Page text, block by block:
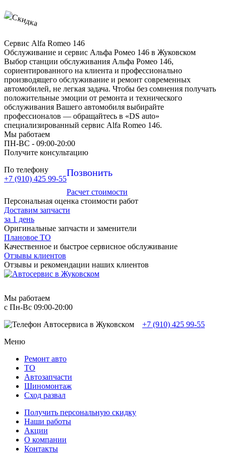
Сервис Alfa Romeo 146
Обслуживание и сервис Альфа Ромео 146 в Жуковском
Выбор станции обслуживания Альфа Ромео 146,
сориентированного на клиента и профессионально
производящего обслуживание и ремонт современных
автомобилей, не легкая задача. Чтобы без сомнения получать
положительные эмоции от ремонта и технического
обслуживания Вашего автомобиля выбирайте
профессионалов — обращайтесь в «DS auto»
специализированный сервис Alfa Romeo 146.
Мы работаем
ПН-ВC - 09:00-20:00
Получите консультацию
По телефону
+7 (910) 425 99-55
Позвонить
Расчет стоимости
Персональная оценка стоимости работ
Доставим запчасти
за 1 день
Оригинальные запчасти и заменители
Плановое ТО
Качественное и быстрое сервисное обслуживание
Отзывы клиентов
Отзывы и рекомендации наших клиентов
Мы работаем
с Пн-Вc 09:00-20:00
+7 (910) 425 99-55
Меню
Ремонт авто
TO
Автозапчасти
Шиномонтаж
Сход развал
Получить персональную скидку
Наши работы
Акции
О компании
Контакты